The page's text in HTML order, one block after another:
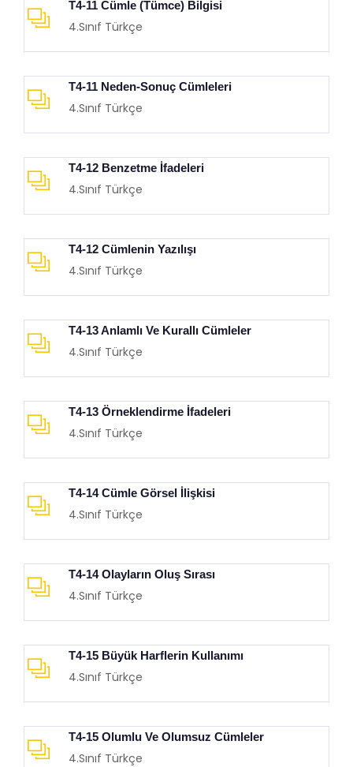
T4-11 Cümle (Tümce) Bilgisi
4.Sınıf Türkçe
T4-11 Neden-Sonuç Cümleleri
4.Sınıf Türkçe
T4-12 Benzetme İfadeleri
4.Sınıf Türkçe
T4-12 Cümlenin Yazılışı
4.Sınıf Türkçe
T4-13 Anlamlı Ve Kurallı Cümleler
4.Sınıf Türkçe
T4-13 Örneklendirme İfadeleri
4.Sınıf Türkçe
T4-14 Cümle Görsel İlişkisi
4.Sınıf Türkçe
T4-14 Olayların Oluş Sırası
4.Sınıf Türkçe
T4-15 Büyük Harflerin Kullanımı
4.Sınıf Türkçe
T4-15 Olumlu Ve Olumsuz Cümleler
4.Sınıf Türkçe